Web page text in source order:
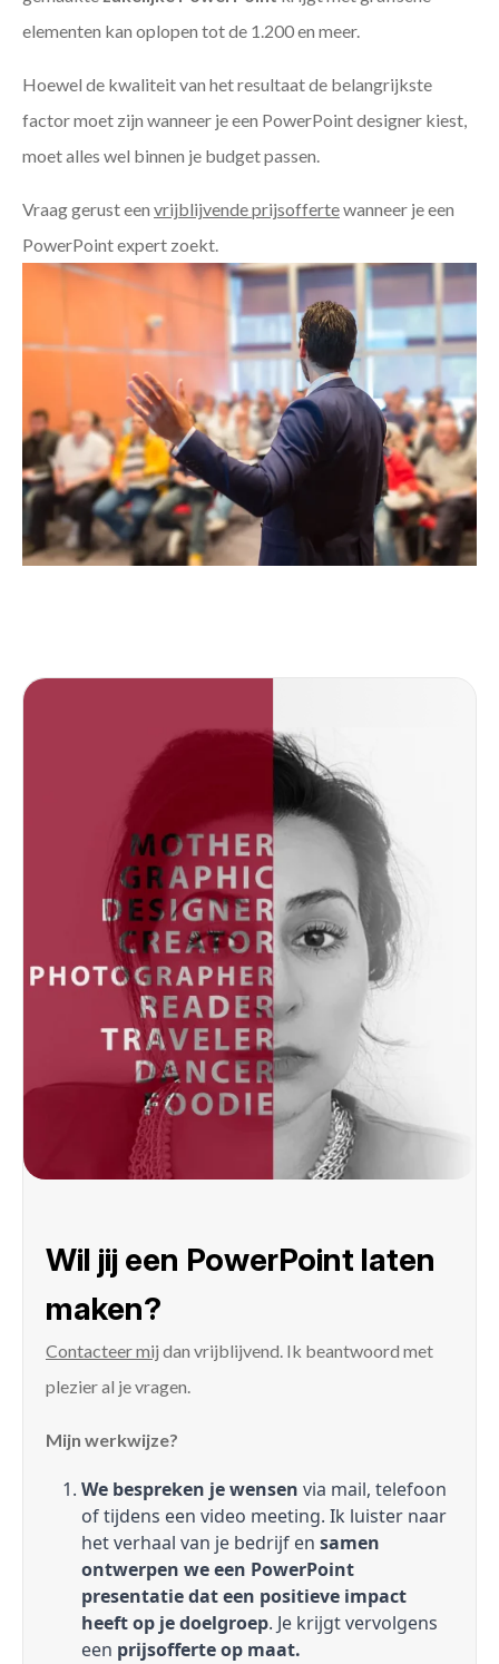
elementen kan oplopen tot de 1.200 en meer.
Hoewel de kwaliteit van het resultaat de belangrijkste
factor moet zijn wanneer je een PowerPoint designer kiest,
moet alles wel binnen je budget passen.
Vraag gerust een vrijblijvende prijsoffertewanneer je een
PowerPoint expert zoekt.
Wil jij een PowerPoint laten
maken?
Contacteer mij dan vrijblijvend. Ik beantwoord met
plezier al je vragen.
Mijn werkwijze?
We bespreken je wensen via mail, telefoon
of tijdens een video meeting. Ik luister naar
het verhaal van je bedrijf en samen
ontwerpen we een PowerPoint
presentatie dat een positieve impact
heeft op je doelgroep. Je krijgt vervolgens
een prijsofferte op maat.